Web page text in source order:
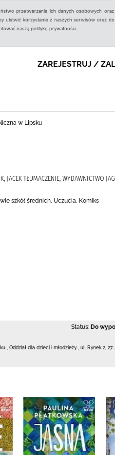
przetwarzania ich danych osobowych
korzystanie z naszych serwisów oraz
naszą politykę prywatności.
ZAREJESTRUJ /
w Lipsku
JACEK TŁUMACZENIE, WYDAWNICTWO
szkół średnich, Uczucia, Komiks
Status: Do
Oddział dla dzieci i młodzieży , ul. Rynek 2